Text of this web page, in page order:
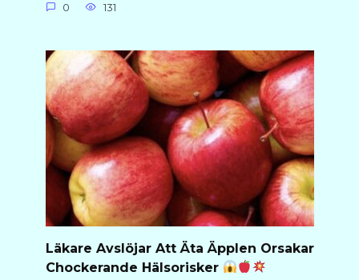
0 131
Läkare Avslöjar Att Äta Äpplen Orsakar
Chockerande Hälsorisker